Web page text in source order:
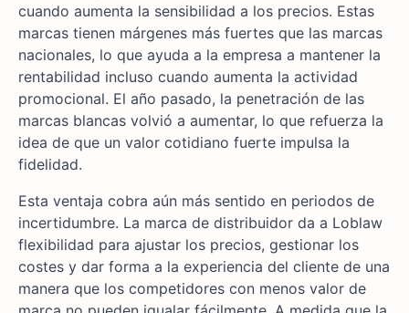
cuando aumenta la sensibilidad a los precios. Estas
marcas tienen márgenes más fuertes que las marcas
nacionales, lo que ayuda a la empresa a mantener la
rentabilidad incluso cuando aumenta la actividad
promocional. El año pasado, la penetración de las
marcas blancas volvió a aumentar, lo que refuerza la
idea de que un valor cotidiano fuerte impulsa la
fidelidad.
Esta ventaja cobra aún más sentido en periodos de
incertidumbre. La marca de distribuidor da a Loblaw
flexibilidad para ajustar los precios, gestionar los
costes y dar forma a la experiencia del cliente de una
manera que los competidores con menos valor de